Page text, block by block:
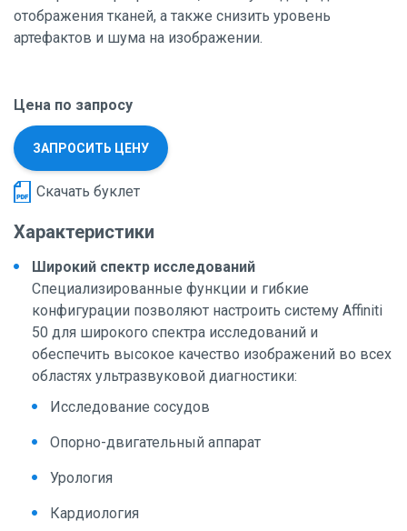
отображения тканей, а также снизить уровень
артефактов и шума на изображении.
Цена по запросу
ЗАПРОСИТЬ ЦЕНУ
Скачать буклет
Характеристики
Широкий спектр исследований
Специализированные функции и гибкие
конфигурации позволяют настроить систему Affiniti
50 для широкого спектра исследований и
обеспечить высокое качество изображений во всех
областях ультразвуковой диагностики:
Исследование сосудов
Опорно-двигательный аппарат
Урология
Кардиология